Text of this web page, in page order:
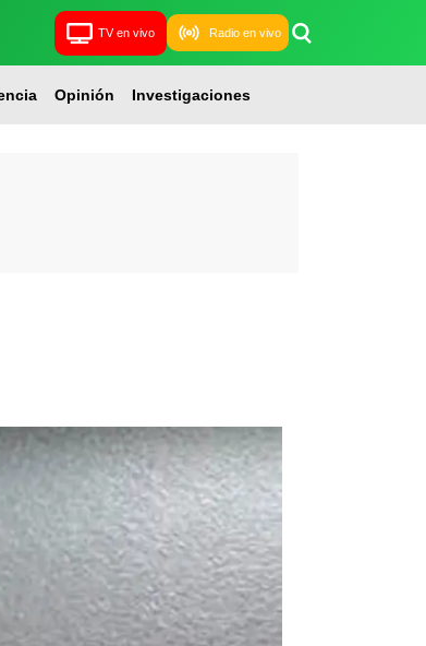
TV en vivo Radio en vivo
Opinión Investigaciones